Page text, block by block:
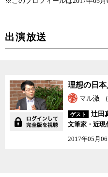
出演放送
理想の日
マル激
ゲスト
辻田
文筆家・近現
2017年05月06